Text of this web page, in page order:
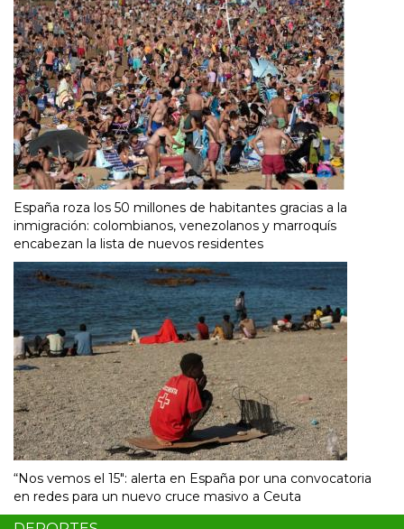
España roza los 50 millones de habitantes gracias a la
inmigración: colombianos, venezolanos y marroquís
encabezan la lista de nuevos residentes
“Nos vemos el 15″: alerta en España por una convocatoria
en redes para un nuevo cruce masivo a Ceuta